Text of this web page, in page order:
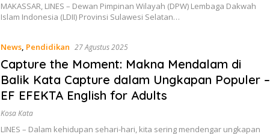
MAKASSAR, LINES – Dewan Pimpinan Wilayah (DPW) Lembaga Dakwah
Islam Indonesia (LDII) Provinsi Sulawesi Selatan…
News, Pendidikan 27 Agustus 2025
Capture the Moment: Makna Mendalam di
Balik Kata Capture dalam Ungkapan Populer –
EF EFEKTA English for Adults
Kosa Kata
LINES – Dalam kehidupan sehari-hari, kita sering mendengar ungkapan